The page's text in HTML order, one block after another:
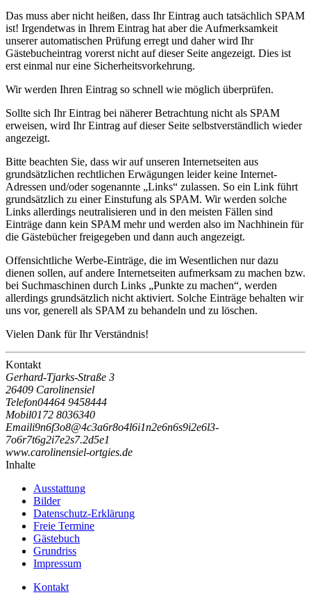
Das muss aber nicht heißen, dass Ihr Eintrag auch tatsächlich SPAM
ist! Irgendetwas in Ihrem Eintrag hat aber die Aufmerksamkeit
unserer automatischen Prüfung erregt und daher wird Ihr
Gästebucheintrag vorerst nicht auf dieser Seite angezeigt. Dies ist
erst einmal nur eine Sicherheitsvorkehrung.
Wir werden Ihren Eintrag so schnell wie möglich überprüfen.
Sollte sich Ihr Eintrag bei näherer Betrachtung nicht als SPAM
erweisen, wird Ihr Eintrag auf dieser Seite selbstverständlich wieder
angezeigt.
Bitte beachten Sie, dass wir auf unseren Internetseiten aus
grundsätzlichen rechtlichen Erwägungen leider keine Internet-
Adressen und/oder sogenannte „Links“ zulassen. So ein Link führt
grundsätzlich zu einer Einstufung als SPAM. Wir werden solche
Links allerdings neutralisieren und in den meisten Fällen sind
Einträge dann kein SPAM mehr und werden also im Nachhinein für
die Gästebücher freigegeben und dann auch angezeigt.
Offensichtliche Werbe-Einträge, die im Wesentlichen nur dazu
dienen sollen, auf andere Internetseiten aufmerksam zu machen bzw.
bei Suchmaschinen durch Links „Punkte zu machen“, werden
allerdings grundsätzlich nicht aktiviert. Solche Einträge behalten wir
uns vor, generell als SPAM zu behandeln und zu löschen.
Vielen Dank für Ihr Verständnis!
Kontakt
Gerhard-Tjarks-Straße 3
26409 Carolinensiel
Telefon04464 9458444
Mobil0172 8036340
Emaili9n6f3o8@4c3a6r8o4l6i1n2e6n6s9i2e6l3-
7o6r7t6g2i7e2s7.2d5e1
www.carolinensiel-ortgies.de
Inhalte
Ausstattung
Bilder
Datenschutz-Erklärung
Freie Termine
Gästebuch
Grundriss
Impressum
Kontakt